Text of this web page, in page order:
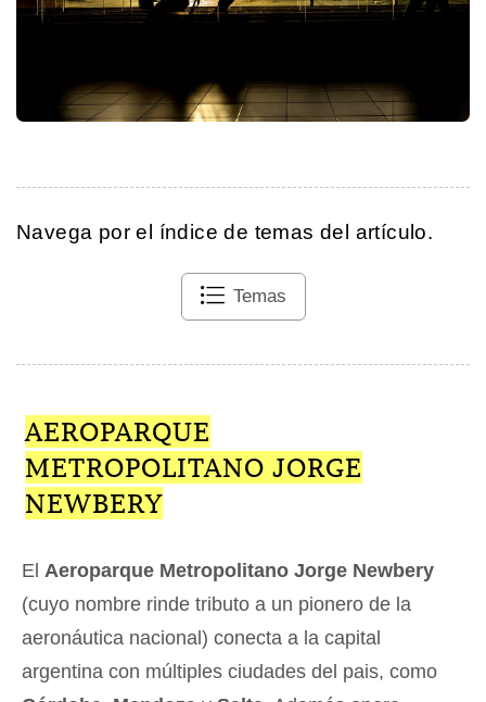
Navega por el índice de temas del artículo.
Temas
AEROPARQUE
METROPOLITANO JORGE
NEWBERY
El Aeroparque Metropolitano Jorge Newbery
(cuyo nombre rinde tributo a un pionero de la
aeronáutica nacional) conecta a la capital
argentina con múltiples ciudades del pais, como